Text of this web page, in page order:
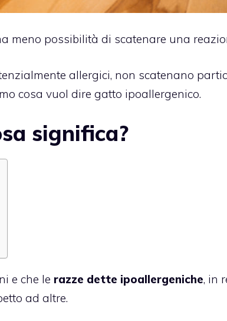
meno possibilità di scatenare una
allergici, non scatenano
cosa vuol dire gatto ipoallergenico.
significa?
e che le razze dette ipoallergeniche, in
ad altre.